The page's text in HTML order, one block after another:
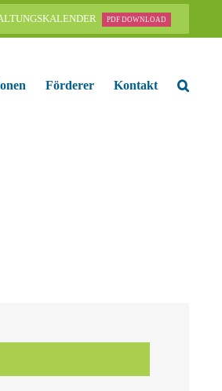
PDF DOWNLOAD
Förderer Kontakt